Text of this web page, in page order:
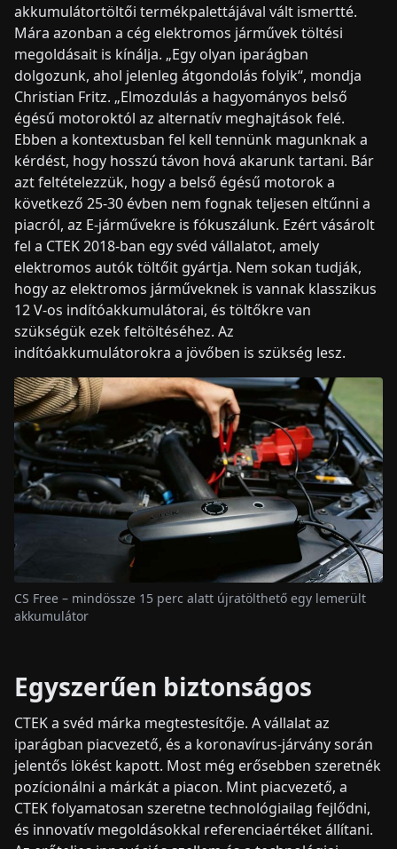
akkumulátortöltői termékpalettájával vált ismertté.
Mára azonban a cég elektromos járművek töltési
megoldásait is kínálja. „Egy olyan iparágban
dolgozunk, ahol jelenleg átgondolás folyik“, mondja
Christian Fritz. „Elmozdulás a hagyományos belső
égésű motoroktól az alternatív meghajtások felé.
Ebben a kontextusban fel kell tennünk magunknak a
kérdést, hogy hosszú távon hová akarunk tartani. Bár
azt feltételezzük, hogy a belső égésű motorok a
következő 25-30 évben nem fognak teljesen eltűnni a
piacról, az E-járművekre is fókuszálunk. Ezért vásárolt
fel a CTEK 2018-ban egy svéd vállalatot, amely
elektromos autók töltőit gyártja. Nem sokan tudják,
hogy az elektromos járműveknek is vannak klasszikus
12 V-os indítóakkumulátorai, és töltőkre van
szükségük ezek feltöltéséhez. Az
indítóakkumulátorokra a jövőben is szükség lesz.
CS Free – mindössze 15 perc alatt újratölthető egy lemerült
akkumulátor
Egyszerűen biztonságos
CTEK a svéd márka megtestesítője. A vállalat az
iparágban piacvezető, és a koronavírus-járvány során
jelentős lökést kapott. Most még erősebben szeretnék
pozícionálni a márkát a piacon. Mint piacvezető, a
CTEK folyamatosan szeretne technológiailag fejlődni,
és innovatív megoldásokkal referenciaértéket állítani.